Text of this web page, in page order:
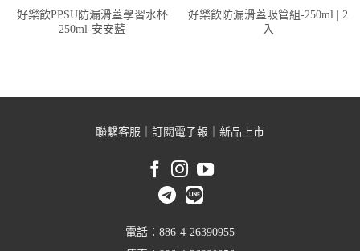
好樂飲PPSU防漏滑蓋學習水杯
250ml-安安藍
好樂飲防漏滑蓋吸管組-250ml | 2
入
聯繫客服 訂閱電子報 新品上市
電話：886-4-26390955